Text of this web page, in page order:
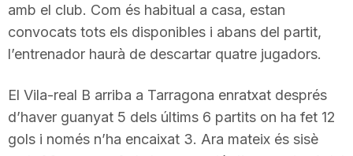
amb el club. Com és habitual a casa, estan
convocats tots els disponibles i abans del partit,
l’entrenador haurà de descartar quatre jugadors.
El Vila-real B arriba a Tarragona enratxat després
d’haver guanyat 5 dels últims 6 partits on ha fet 12
gols i només n’ha encaixat 3. Ara mateix és sisè